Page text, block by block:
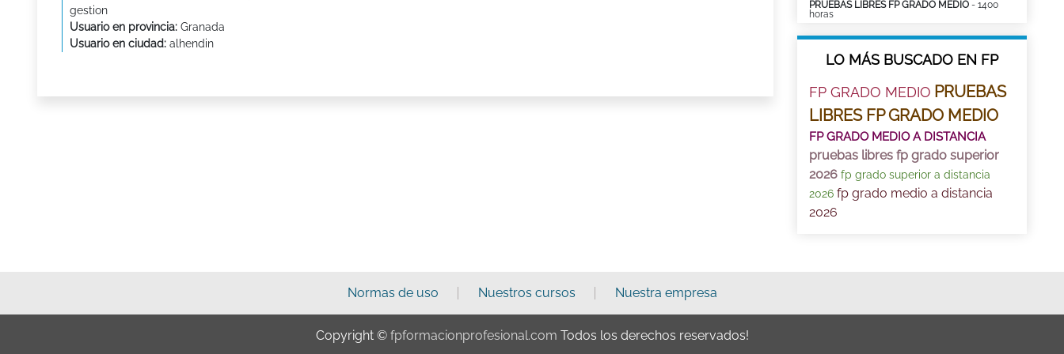
gestion
Usuario en provincia: Granada
Usuario en ciudad: alhendin
PRUEBAS LIBRES FP GRADO MEDIO - 1400
horas
LO MÁS BUSCADO EN FP
FP GRADO MEDIO PRUEBAS
LIBRES FP GRADO MEDIO
FP GRADO MEDIO A DISTANCIA
pruebas libres fp grado superior
2026 fp grado superior a distancia
2026 fp grado medio a distancia
2026
Normas de uso Nuestros cursos Nuestra empresa
Copyright © fpformacionprofesional.com Todos los derechos reservados!